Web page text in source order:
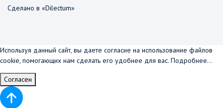
Сделано в «Dilectum»
Используя данный сайт, вы даете согласие на использование файлов
cookie, помогающих нам сделать его удобнее для вас. Подробнее...
Согласен